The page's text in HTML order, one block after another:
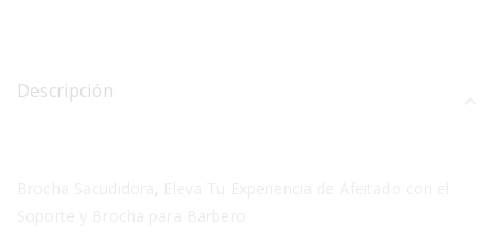
Descripción